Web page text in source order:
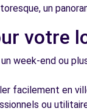
un
votre
week-end ou
facilement en
ou